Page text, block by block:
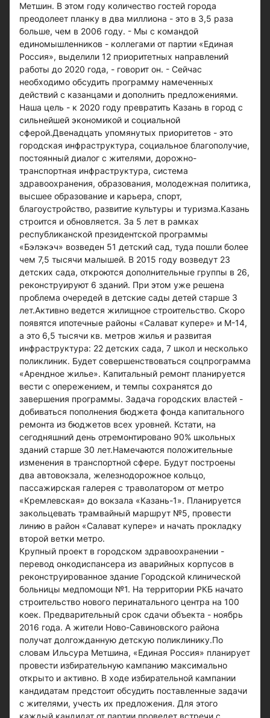
Метшин. В этом году количество гостей города
преодолеет планку в два миллиона - это в 3,5 раза
больше, чем в 2006 году. - Мы с командой
единомышленников - коллегами от партии «Единая
Россия», выделили 12 приоритетных направлений
работы до 2020 года, - говорит он. - Сейчас
необходимо обсудить программу намеченных
действий с казанцами и дополнить предложениями.
Наша цель - к 2020 году превратить Казань в город с
сильнейшей экономикой и социальной
сферой.Двенадцать упомянутых приоритетов - это
городская инфраструктура, социальное благополучие,
постоянный диалог с жителями, дорожно-
транспортная инфраструктура, система
здравоохранения, образования, молодежная политика,
высшее образование и карьера, спорт,
благоустройство, развитие культуры и туризма.Казань
строится и обновляется. За 5 лет в рамках
республиканской президентской программы
«Бэлэкэч» возведен 51 детский сад, туда пошли более
чем 7,5 тысячи малышей. В 2015 году возведут 23
детских сада, откроются дополнительные группы в 26,
реконструируют 6 зданий. При этом уже решена
проблема очередей в детские сады детей старше 3
лет.Активно ведется жилищное строительство. Скоро
появятся ипотечные районы «Салават купере» и М-14,
а это 6,5 тысячи кв. метров жилья и развитая
инфраструктура: 22 детских сада, 7 школ и несколько
поликлиник. Будет совершенствоваться соцпрограмма
«Арендное жилье». Капитальный ремонт планируется
вести с опережением, и темпы сохранятся до
завершения программы. Задача городских властей -
добиваться пополнения бюджета фонда капитального
ремонта из бюджетов всех уровней. Кстати, на
сегодняшний день отремонтировано 90% школьных
зданий старше 30 лет.Намечаются положительные
изменения в транспортной сфере. Будут построены
два автовокзала, железнодорожное кольцо,
пассажирская галерея с траволатором от метро
«Кремлевская» до вокзала «Казань-1». Планируется
закольцевать трамвайный маршрут №5, провести
линию в район «Салават купере» и начать прокладку
второй ветки метро.
Крупный проект в городском здравоохранении -
перевод онкодиспансера из аварийных корпусов в
реконструированное здание Городской клинической
больницы медпомощи №1. На территории РКБ начато
строительство нового перинатального центра на 100
коек. Предварительный срок сдачи объекта - ноябрь
2016 года. А жители Ново-Савиновского района
получат долгожданную детскую поликлинику.По
словам Ильсура Метшина, «Единая Россия» планирует
провести избирательную кампанию максимально
открыто и активно. В ходе избирательной кампании
кандидатам предстоит обсудить поставленные задачи
с жителями, учесть их предложения. Для этого
каждый кандидат от партии проведет встречи с